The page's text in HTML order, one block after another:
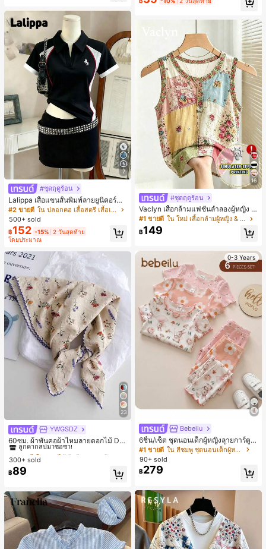
7
#ชุดฤดูร้อน
Lalippa เสื้อแขนสั้นพิมพ์ลายยูนิคอร์นล
ายทางสีตัดกันสำหรับผู้หญิง สไตล์วิทย
าลัย
#2 ขายดี
ใน ปลอกคอ เสื้อสตรี เสื้อเบลาส์ & Tee
500+ sold
฿152 -15% 2 วันสุดท้าย
โดยประมาณ
23
YWGSDZ
60ซม. ผ้าพันคอผ้าไหมลายดอกไม้ Dit
sy สีเบจ, เครื่องประดับใหม่สำหรับผู้หญิ
งฤดูใบไม้ผลิ/ฤดูใบไม้ร่วง, ผ้าพันคอผืน
บางอเนกประสงค์หรูหรา
#1 ขายดี
ลูกค้ากลับมาซื้อซ้ำ!
#1 ขายดี
ลูกค้ากลับมาซื้อซ้ำ!
#1 ขายดี
ลูกค้ากลับมาซื้อซ้ำ!
#1 ขายดี
ใน ดอกไม้ ผ้าพันคอและผ้าพันคอผู้หญิง
300+ sold
฿89
ดินทาง งานแต่งงาน ปาร์ตี้ วันเกิด ของ
16
#ชุดฤดูร้อน
Vaclyn เสื้อกล้ามแฟชั่นลำลองผู้หญิง ล
ายแพตช์เวิร์ก แขนกุด คอกลม ติดกระดุ
ม
#1 ขายดี ใน ใหม่ เสื้อกล้ามผู้หญิง & Camis
฿149
0-3 Years
Bebeilu
6ชิ้น/เซ็ต ชุดนอนเด็กผู้หญิงลายการ์ตูน
หมีและดอกไม้ คอกลม แขนสั้น กางเกง
ขาสั้น ขอบระบาย สวมใส่สบาย
#1 ขายดี
ใน สีชมพู ชุดนอนเด็กผู้หญิง
90+ sold
฿279